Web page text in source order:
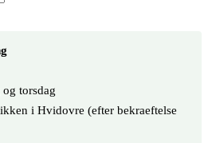
torsdag
i Hvidovre (efter bekraeftelse